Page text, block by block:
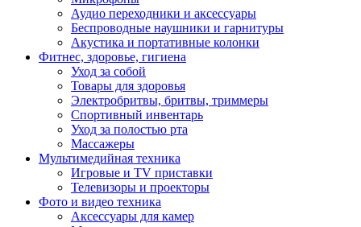
Аудио переходники и аксессуары
Беспроводные наушники и гарнитуры
Акустика и портативные колонки
Фитнес, здоровье, гигиена
Уход за собой
Товары для здоровья
Электробритвы, бритвы, триммеры
Спортивный инвентарь
Уход за полостью рта
Массажеры
Мультимедийная техника
Игровые и TV приставки
Телевизоры и проекторы
Фото и видео техника
Аксессуары для камер